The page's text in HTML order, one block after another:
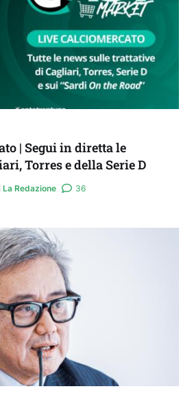
Ora obiettivo Lunigiana”
| Segui in diretta le
Torres e della Serie D
La Redazione 36